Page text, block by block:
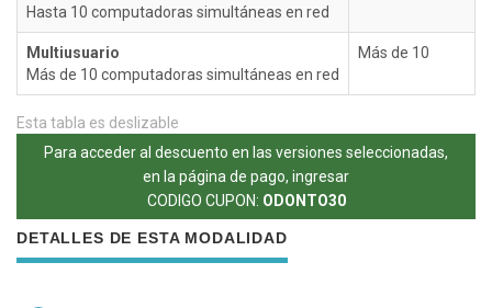
Hasta 10 computadoras simultáneas en red
Multiusuario
Más de 10 computadoras simultáneas en red
Más de 10
Esta tabla es deslizable
Para acceder al descuento en las versiones seleccionadas,
en la página de pago, ingresar
CODIGO CUPON: ODONTO30
DETALLES DE ESTA MODALIDAD